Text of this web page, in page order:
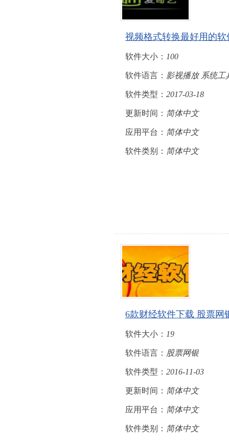
视频格式转换最好用的
软件大小： 100
软件语言： 影视播放 系统工
软件类型： 2017-03-18
更新时间： 简体中文
应用平台： 简体中文
软件类别： 简体中文
6款财经软件下载 股票网
软件大小： 19
软件语言： 股票网银
软件类型： 2016-11-03
更新时间： 简体中文
应用平台： 简体中文
软件类别： 简体中文